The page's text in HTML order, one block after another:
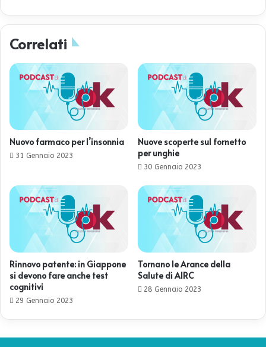
Correlati
Nuovo farmaco per l’insonnia
31 Gennaio 2023
Nuove scoperte sul fornetto
per unghie
30 Gennaio 2023
Rinnovo patente: in Giappone
si devono fare anche test
cognitivi
29 Gennaio 2023
Tornano le Arance della
Salute di AIRC
28 Gennaio 2023